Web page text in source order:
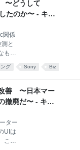
。み
最安
店
相当
ね
りそ
画で
〜どうして
たのか〜 - キャ
関係
と
もん
ニ
チャ
うす
は
こわ
えー
サ
グ Sony Biz
善 〜日本マー
撤廃だ〜 - キャ
ター
UIは
こう